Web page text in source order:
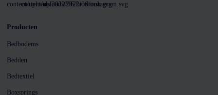
Producten
Bedbodems
Bedden
Bedtextiel
Boxsprings